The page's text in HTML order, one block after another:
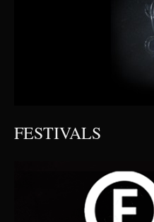
FESTIVALS